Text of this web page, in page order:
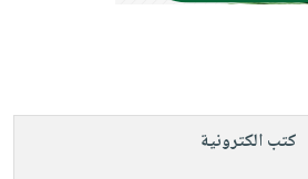
كتب الكترونية